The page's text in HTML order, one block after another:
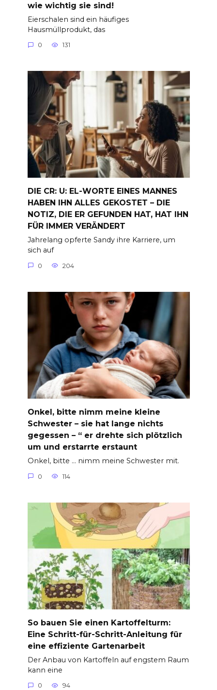
wie wichtig sie sind!
Eierschalen sind ein häufiges
Hausmüllprodukt, das
0 131
DIE CR: U: EL-WORTE EINES MANNES
HABEN IHN ALLES GEKOSTET – DIE
NOTIZ, DIE ER GEFUNDEN HAT, HAT IHN
FÜR IMMER VERÄNDERT
Jahrelang opferte Sandy ihre Karriere, um
sich auf
0 204
Onkel, bitte nimm meine kleine
Schwester – sie hat lange nichts
gegessen – “ er drehte sich plötzlich
um und erstarrte erstaunt
Onkel, bitte … nimm meine Schwester mit.
0 114
So bauen Sie einen Kartoffelturm:
Eine Schritt-für-Schritt-Anleitung für
eine effiziente Gartenarbeit
Der Anbau von Kartoffeln auf engstem Raum
kann eine
0 94